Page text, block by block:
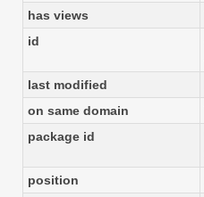
has views
id
last modified
on same domain
package id
position